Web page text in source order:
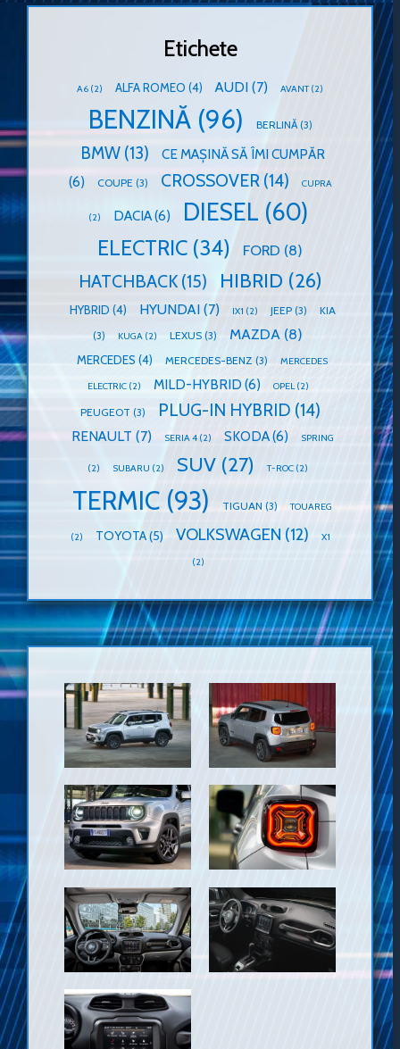
Etichete
A6 (2) ALFA ROMEO (4) AUDI (7) AVANT(2)
BENZINĂ(96) BERLINĂ(3)
BMW(13)
CE MAȘINĂ SĂ ÎMI CUMPĂR
(6)
COUPE (3) CROSSOVER (14) CUPRA
(2) DACIA(6) DIESEL (60)
ELECTRIC (34) FORD (8)
HATCHBACK(15) HIBRID (26)
HYBRID (4) HYUNDAI(7) IX1 (2) JEEP(3)
KIA
(3)
KUGA (2) LEXUS (3) MAZDA (8)
MERCEDES (4) MERCEDES-BENZ (3) MERCEDES
ELECTRIC(2) MILD-HYBRID (6) OPEL(2)
PEUGEOT (3) PLUG-IN HYBRID (14)
RENAULT (7) SERIA 4(2) SKODA(6) SPRING
(2) SUBARU (2) SUV (27) T-ROC (2)
TERMIC (93) TIGUAN(3) TOUAREG
(2) TOYOTA(5) VOLKSWAGEN (12) X1
(2)